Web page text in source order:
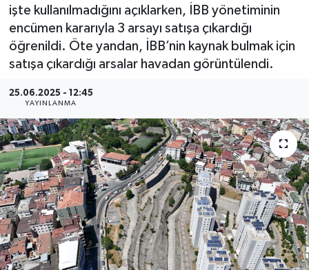
işte kullanılmadığını açıklarken, İBB yönetiminin
encümen kararıyla 3 arsayı satışa çıkardığı
öğrenildi. Öte yandan, İBB’nin kaynak bulmak için
satışa çıkardığı arsalar havadan görüntülendi.
25.06.2025 - 12:45
YAYINLANMA
BİLİM VE TEKNOLOJİ
OTOMOBİL
KURUMSAL